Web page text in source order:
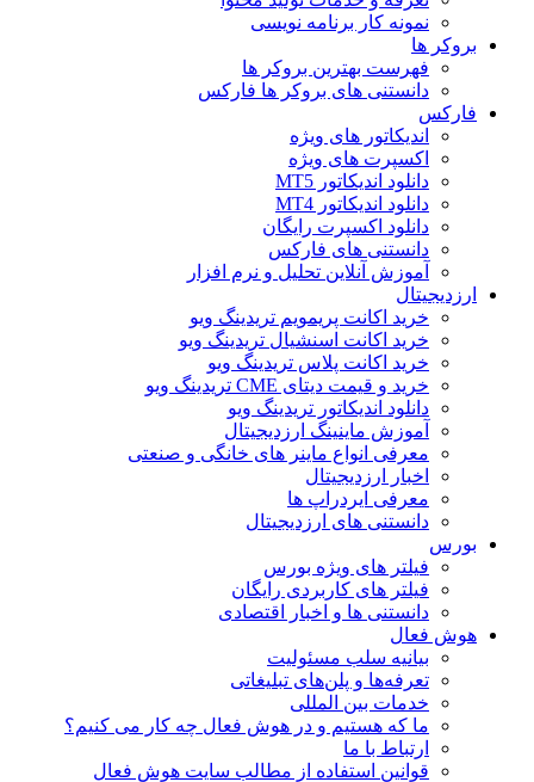
نمونه کار برنامه نویسی
بروکر ها
فهرست بهترین بروکر ها
دانستنی های بروکر ها فارکس
فارکس
اندیکاتور های ویژه
اکسپرت های ویژه
دانلود اندیکاتور MT5
دانلود اندیکاتور MT4
دانلود اکسپرت رایگان
دانستنی های فارکس
آموزش آنلاین تحلیل و نرم افزار
ارزدیجیتال
خرید اکانت پریمویم تریدینگ ویو
خرید اکانت اسنشیال تریدینگ ویو
خرید اکانت پلاس تریدینگ ویو
خرید و قیمت دیتای CME تریدینگ ویو
دانلود اندیکاتور تریدینگ ویو
آموزش ماینینگ ارزدیجیتال
معرفی انواع ماینر های خانگی و صنعتی
اخبار ارزدیجیتال
معرفی ایردراپ ها
دانستنی های ارزدیجیتال
بورس
فیلتر های ویژه بورس
فیلتر های کاربردی رایگان
دانستنی ها و اخبار اقتصادی
هوش فعال
بیانیه سلب مسئولیت
تعرفه‌ها و پلن‌های تبلیغاتی
خدمات بین المللی
ما که هستیم و در هوش فعال چه کار می کنیم؟
ارتباط با ما
قوانین استفاده از مطالب سایت هوش فعال